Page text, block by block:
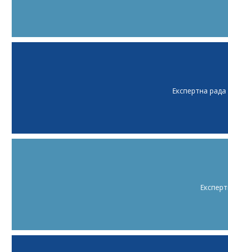
Експертна